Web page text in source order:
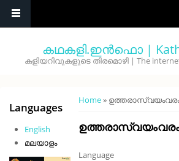
കഥകളി.ഇൻഫൊ |
കളിയറിവുകളുടെ തിരമൊഴി | The internet
You are here
Home»
Language
Languages
English
മലയാളം